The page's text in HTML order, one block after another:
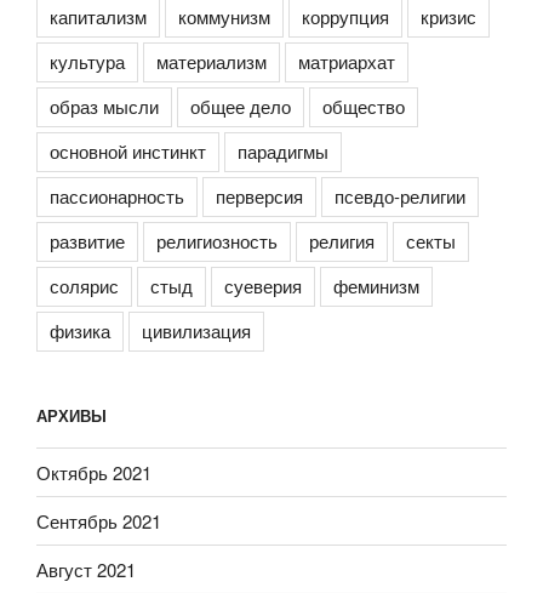
капитализм коммунизм коррупция
кризис
культура
материализм
матриархат
образ мысли
общее дело
общество
основной инстинкт
парадигмы
пассионарность
перверсия
псевдо-религии
развитие
религиозность религия
секты
солярис
стыд суеверия
феминизм
физика
цивилизация
АРХИВЫ
Октябрь 2021
Сентябрь 2021
Август 2021